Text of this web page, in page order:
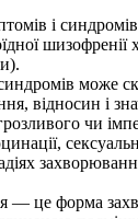
і
може
відносин і
чи
— це форма